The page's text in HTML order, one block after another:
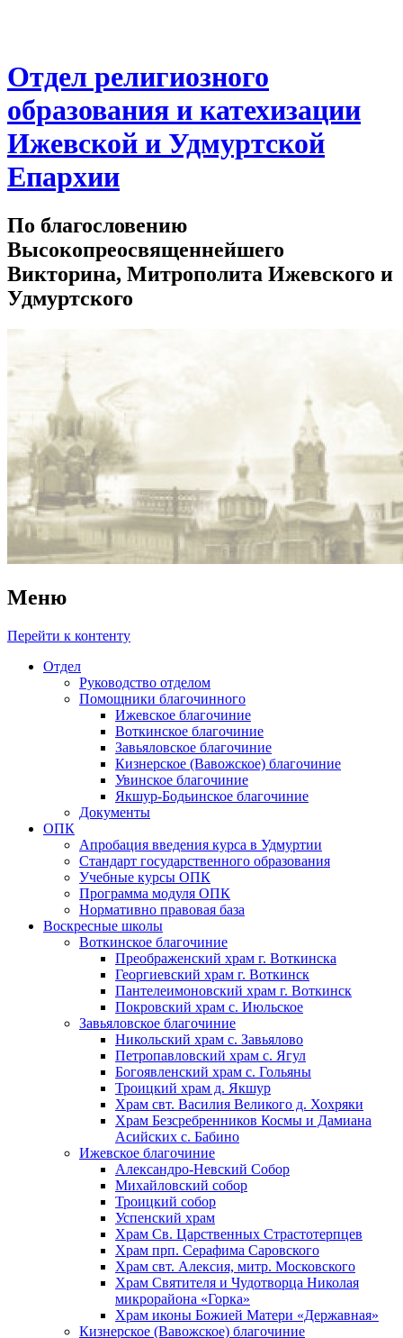
Отдел религиозного
образования и катехизации
Ижевской и Удмуртской
Епархии
По благословению
Высокопреосвященнейшего
Викторина, Митрополита Ижевского и
Удмуртского
Меню
Перейти к контенту
Отдел
Руководство отделом
Помощники благочинного
Ижевское благочиние
Воткинское благочиние
Завьяловское благочиние
Кизнерское (Вавожское) благочиние
Увинское благочиние
Якшур-Бодьинское благочиние
Документы
ОПК
Апробация введения курса в Удмуртии
Стандарт государственного образования
Учебные курсы ОПК
Программа модуля ОПК
Нормативно правовая база
Воскресные школы
Воткинское благочиние
Преображенский храм г. Воткинска
Георгиевский храм г. Воткинск
Пантелеимоновский храм г. Воткинск
Покровский храм с. Июльское
Завьяловское благочиние
Никольский храм с. Завьялово
Петропавловский храм с. Ягул
Богоявленский храм с. Гольяны
Троицкий храм д. Якшур
Храм свт. Василия Великого д. Хохряки
Храм Безсребренников Космы и Дамиана
Асийских с. Бабино
Ижевское благочиние
Александро-Невский Собор
Михайловский собор
Троицкий собор
Успенский храм
Храм Св. Царственных Страстотерпцев
Храм прп. Серафима Саровского
Храм свт. Алексия, митр. Московского
Храм Святителя и Чудотворца Николая
микрорайона «Горка»
Храм иконы Божией Матери «Державная»
Кизнерское (Вавожское) благочиние